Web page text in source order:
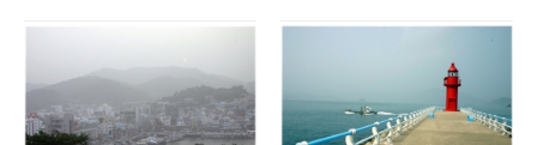
이, 이런 탑은 공업도시의 상
징인것 같아.
하구둑, 광안리, 해운대) [부
산은. 야경이 아름답다] [ 바
다가 있어 더, 아름다운 도시.
] - 광안대교 위를 달렸어. 광
동강 하구둑, 광안리, 해운대)
[ 마산.은. 민주화의 시발점 ]
[그 때, 그 분들의 피와 열정,
노력이 있었기에, 지금 이 자